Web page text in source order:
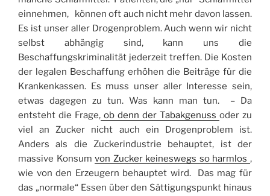
einnehmen, können oft auch nicht mehr davon lassen.
Es ist unser aller Drogenproblem. Auch wenn wir nicht
selbst abhängig sind, kann uns die
Beschaffungskriminalität jederzeit treffen. Die Kosten
der legalen Beschaffung erhöhen die Beiträge für die
Krankenkassen. Es muss unser aller Interesse sein,
etwas dagegen zu tun. Was kann man tun. – Da
entsteht die Frage, ob denn der Tabakgenuss oder zu
viel an Zucker nicht auch ein Drogenproblem ist.
Anders als die Zuckerindustrie behauptet, ist der
massive Konsumvon Zucker keineswegs so harmlos,
wie von den Erzeugern behauptet wird. Das mag für
das „normale“ Essen über den Sättigungspunkt hinaus